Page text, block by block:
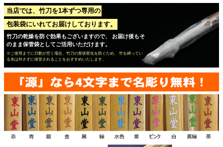
当店では、竹刀を1本ずつ専用の
包装袋にいれてお届けしております。
竹刀の乾燥を防ぐ効果もございますので、 お届け後もそ
のまま保管袋としてご活用いただけます。
※ご使用までに日数が空く場合、竹刀の形状変化を防ぐため、 竹を縛ってい
る糸は外さずに保管されることをおすすめいたします。